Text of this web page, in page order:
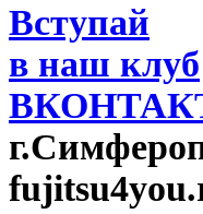
Вступай
в наш клуб